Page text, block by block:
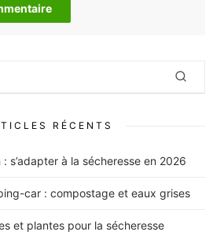
RÉCENTS
s’adapter à la sécheresse en 2026
car : compostage et eaux grises
et plantes pour la sécheresse